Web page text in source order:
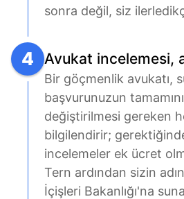
sonra değil, siz
4 Avukat incelemesi,
Bir göçmenlik avukatı,
başvurunuzun
değiştirilmesi gereken
bilgilendirir;
incelemeler ek ücret
Tern ardından sizin
İçişleri Bakanlığı'na